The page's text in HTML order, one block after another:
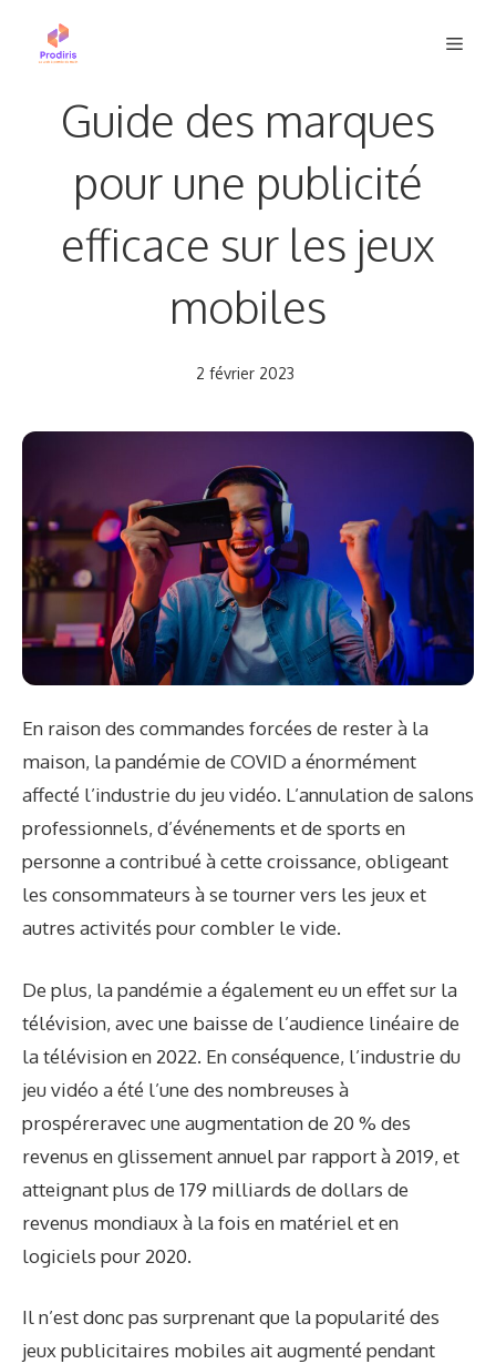
Guide des marques
pour une publicité
efficace sur les jeux
mobiles
2 février 2023
En raison des commandes forcées de rester à la
maison, la pandémie de COVID a énormément
affecté l’industrie du jeu vidéo. L’annulation de salons
professionnels, d’événements et de sports en
personne a contribué à cette croissance, obligeant
les consommateurs à se tourner vers les jeux et
autres activités pour combler le vide.
De plus, la pandémie a également eu un effet sur la
télévision, avec une baisse de l’audience linéaire de
la télévision en 2022. En conséquence, l’industrie du
jeu vidéo a été l’une des nombreuses à
prospéreravec une augmentation de 20 % des
revenus en glissement annuel par rapport à 2019, et
atteignant plus de 179 milliards de dollars de
revenus mondiaux à la fois en matériel et en
logiciels pour 2020.
Il n’est donc pas surprenant que la popularité des
jeux publicitaires mobiles ait augmenté pendant